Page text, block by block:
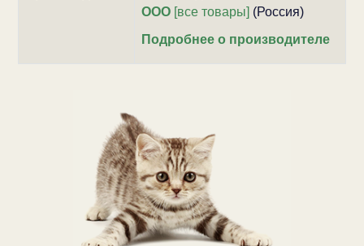
ООО[все товары] (Россия)
Подробнее о производителе